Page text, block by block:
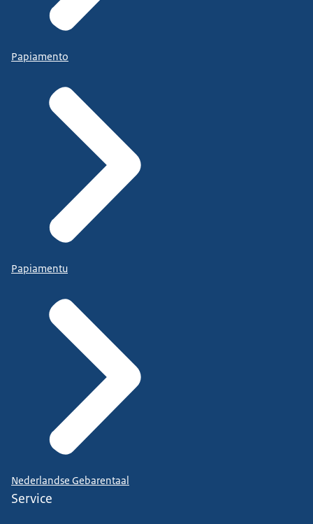
Papiamento
Papiamentu
Nederlandse Gebarentaal
Service